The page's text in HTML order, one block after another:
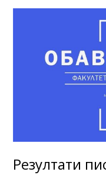
Резултати